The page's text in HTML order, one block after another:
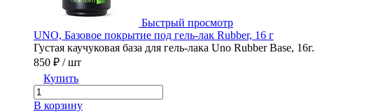
Быстрый просмотр
UNO, Базовое покрытие под гель-лак Rubber, 16 г
Густая каучуковая база для гель-лака Uno Rubber Base, 16г.
850 ₽ / шт
Купить
В корзину